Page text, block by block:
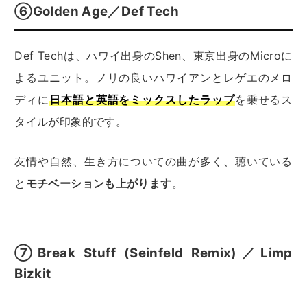
⑥Golden Age／Def Tech
Def Techは、ハワイ出身のShen、東京出身のMicroに
よるユニット。ノリの良いハワイアンとレゲエのメロ
ディに日本語と英語をミックスしたラップを乗せるス
タイルが印象的です。
友情や自然、生き方についての曲が多く、聴いている
と モチベーションも上がります。
⑦Break Stuff (Seinfeld Remix)／Limp
Bizkit